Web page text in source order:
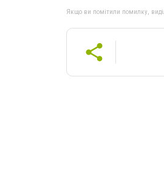
Якщо ви помітили помилку,